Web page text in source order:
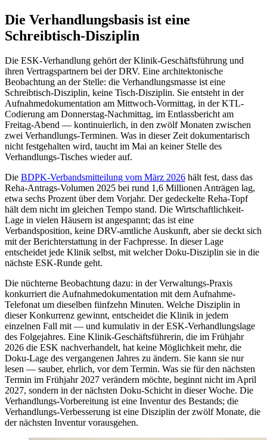
Die Verhandlungsbasis ist eine
Schreibtisch-Disziplin
Die ESK-Verhandlung gehört der Klinik-Geschäftsführung und
ihren Vertragspartnern bei der DRV. Eine architektonische
Beobachtung an der Stelle: die Verhandlungsmasse ist eine
Schreibtisch-Disziplin, keine Tisch-Disziplin. Sie entsteht in der
Aufnahmedokumentation am Mittwoch-Vormittag, in der KTL-
Codierung am Donnerstag-Nachmittag, im Entlassbericht am
Freitag-Abend — kontinuierlich, in den zwölf Monaten zwischen
zwei Verhandlungs-Terminen. Was in dieser Zeit dokumentarisch
nicht festgehalten wird, taucht im Mai an keiner Stelle des
Verhandlungs-Tisches wieder auf.
Die BDPK-Verbandsmitteilung vom März 2026 hält fest, dass das
Reha-Antrags-Volumen 2025 bei rund 1,6 Millionen Anträgen lag,
etwa sechs Prozent über dem Vorjahr. Der gedeckelte Reha-Topf
hält dem nicht im gleichen Tempo stand. Die Wirtschaftlichkeit-
Lage in vielen Häusern ist angespannt; das ist eine
Verbandsposition, keine DRV-amtliche Auskunft, aber sie deckt sich
mit der Berichterstattung in der Fachpresse. In dieser Lage
entscheidet jede Klinik selbst, mit welcher Doku-Disziplin sie in die
nächste ESK-Runde geht.
Die nüchterne Beobachtung dazu: in der Verwaltungs-Praxis
konkurriert die Aufnahmedokumentation mit dem Aufnahme-
Telefonat um dieselben fünfzehn Minuten. Welche Disziplin in
dieser Konkurrenz gewinnt, entscheidet die Klinik in jedem
einzelnen Fall mit — und kumulativ in der ESK-Verhandlungslage
des Folgejahres. Eine Klinik-Geschäftsführerin, die im Frühjahr
2026 die ESK nachverhandelt, hat keine Möglichkeit mehr, die
Doku-Lage des vergangenen Jahres zu ändern. Sie kann sie nur
lesen — sauber, ehrlich, vor dem Termin. Was sie für den nächsten
Termin im Frühjahr 2027 verändern möchte, beginnt nicht im April
2027, sondern in der nächsten Doku-Schicht in dieser Woche. Die
Verhandlungs-Vorbereitung ist eine Inventur des Bestands; die
Verhandlungs-Verbesserung ist eine Disziplin der zwölf Monate, die
der nächsten Inventur vorausgehen.